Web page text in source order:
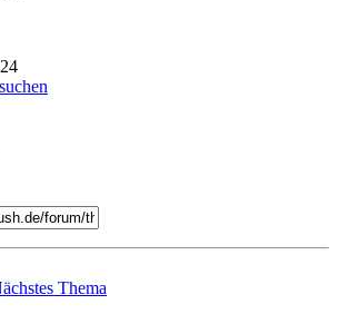
Thema